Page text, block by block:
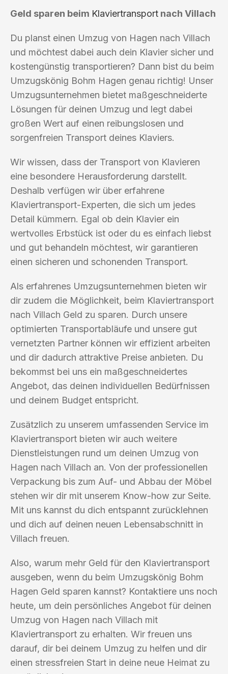
Geld sparen beim Klaviertransport nach Villach
Du planst einen Umzug von Hagen nach Villach
und möchtest dabei auch dein Klavier sicher und
kostengünstig transportieren? Dann bist du beim
Umzugskönig Bohm Hagen genau richtig! Unser
Umzugsunternehmen bietet maßgeschneiderte
Lösungen für deinen Umzug und legt dabei
großen Wert auf einen reibungslosen und
sorgenfreien Transport deines Klaviers.
Wir wissen, dass der Transport von Klavieren
eine besondere Herausforderung darstellt.
Deshalb verfügen wir über erfahrene
Klaviertransport-Experten, die sich um jedes
Detail kümmern. Egal ob dein Klavier ein
wertvolles Erbstück ist oder du es einfach liebst
und gut behandeln möchtest, wir garantieren
einen sicheren und schonenden Transport.
Als erfahrenes Umzugsunternehmen bieten wir
dir zudem die Möglichkeit, beim Klaviertransport
nach Villach Geld zu sparen. Durch unsere
optimierten Transportabläufe und unsere gut
vernetzten Partner können wir effizient arbeiten
und dir dadurch attraktive Preise anbieten. Du
bekommst bei uns ein maßgeschneidertes
Angebot, das deinen individuellen Bedürfnissen
und deinem Budget entspricht.
Zusätzlich zu unserem umfassenden Service im
Klaviertransport bieten wir auch weitere
Dienstleistungen rund um deinen Umzug von
Hagen nach Villach an. Von der professionellen
Verpackung bis zum Auf- und Abbau der Möbel
stehen wir dir mit unserem Know-how zur Seite.
Mit uns kannst du dich entspannt zurücklehnen
und dich auf deinen neuen Lebensabschnitt in
Villach freuen.
Also, warum mehr Geld für den Klaviertransport
ausgeben, wenn du beim Umzugskönig Bohm
Hagen Geld sparen kannst? Kontaktiere uns noch
heute, um dein persönliches Angebot für deinen
Umzug von Hagen nach Villach mit
Klaviertransport zu erhalten. Wir freuen uns
darauf, dir bei deinem Umzug zu helfen und dir
einen stressfreien Start in deine neue Heimat zu